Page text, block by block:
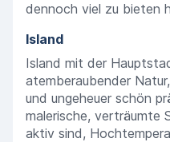
dennoch viel zu bieten
Island
Island mit der
atemberaubender
und ungeheuer schön
malerische, verträumte
aktiv sind,